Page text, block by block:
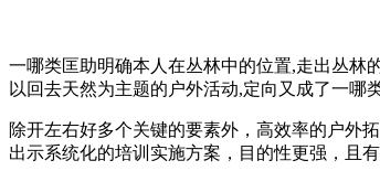
一哪类匡助明确本人在丛林中的位置,走出丛林
以回去天然为主题的户外活动,定向又成了一
除开左右好多个关键的要素外，高效率的户外
出示系统化的培训实施方案，目的性更强，且